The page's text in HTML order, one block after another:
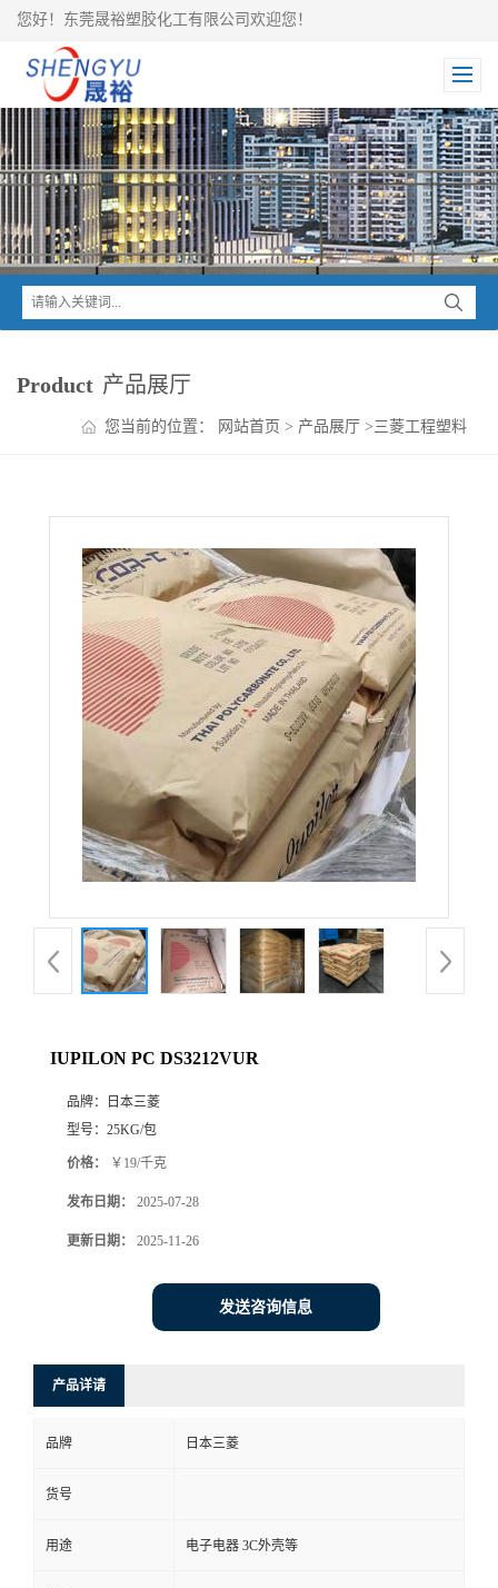
您好！东莞晟裕塑胶化工有限公司欢迎您！
Product 产品展厅
您当前的位置： 网站首页 > 产品展厅 >三菱工程塑料
IUPILON PC DS3212VUR
品牌：
日本三菱
型号： 25KG/包
价格： ￥19/千克
发布日期： 2025-07-28
更新日期： 2025-11-26
发送咨询信息
产品详请
品牌 日本三菱
货号
用途 电子电器 3C外壳等